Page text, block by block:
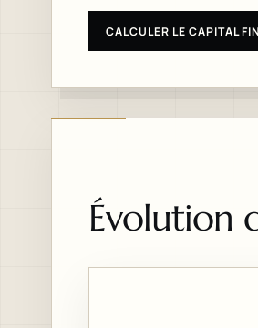
CALCULER LE CAPITAL
Évolution